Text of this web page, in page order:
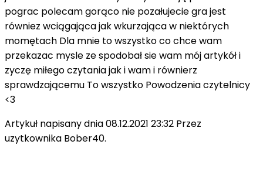
pograc polecam gorąco nie pozałujecie gra jest
równiez wciągająca jak wkurzająca w niektórych
momętach Dla mnie to wszystko co chce wam
przekazac mysle ze spodobał sie wam mój artykół i
zyczę miłego czytania jak i wam i równierz
sprawdzającemu To wszystko Powodzenia czytelnicy
<3
Artykuł napisany dnia 08.12.2021 23:32 Przez
uzytkownika Bober40.